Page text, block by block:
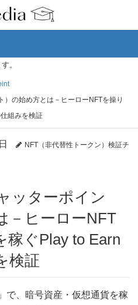
。
の始め方とは－ヒーローNFTを操り
組みを検証
NFT（非代替性トークン）検証チ
－ヒーローNFT
稼ぐPlay to Earn
検証
で、暗号資産・仮想通貨を稼